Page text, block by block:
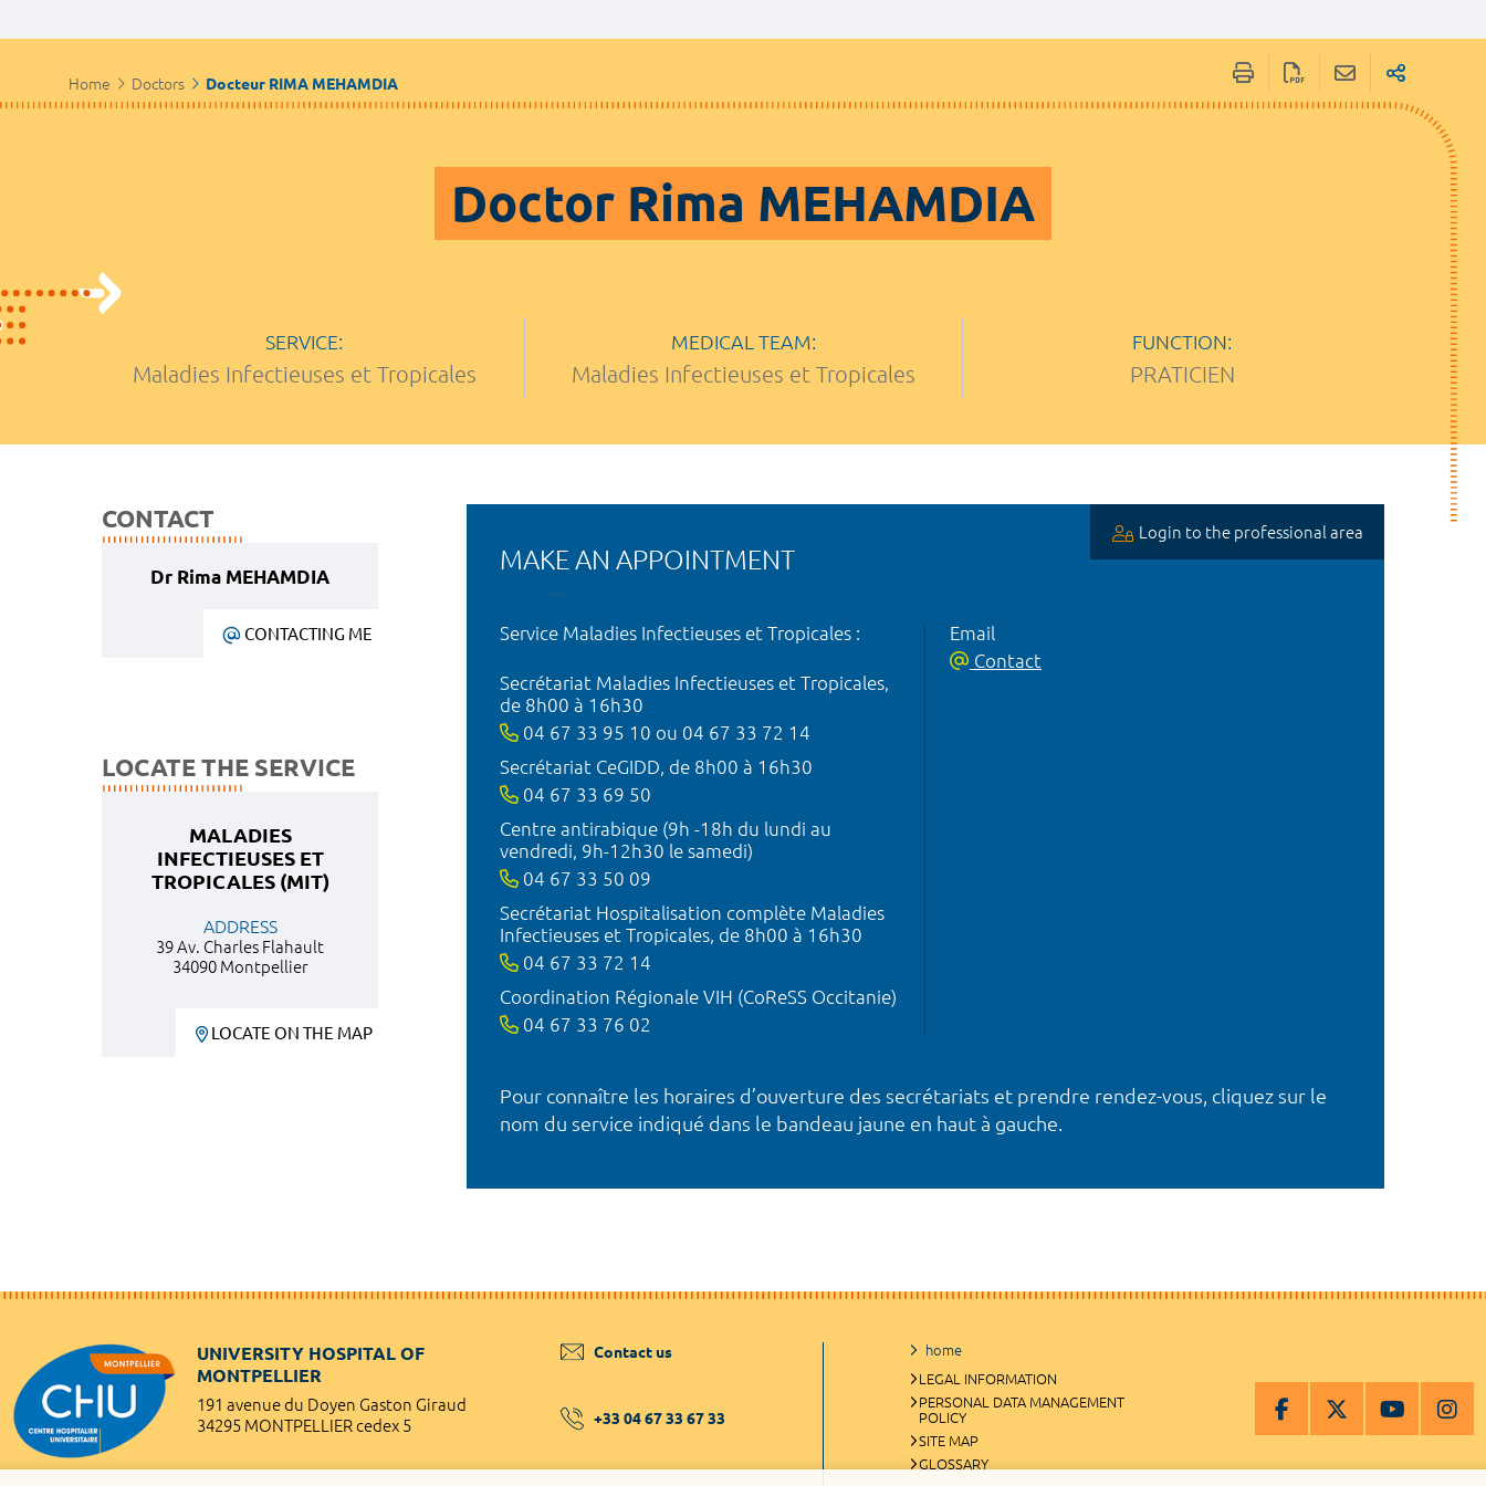
Home Doctors Docteur RIMA MEHAMDIA
Doctor Rima MEHAMDIA
SERVICE:
Maladies Infectieuses et Tropicales
MEDICAL TEAM:
Maladies Infectieuses et Tropicales
FUNCTION:
PRATICIEN
CONTACT
Dr Rima MEHAMDIA
CONTACTING ME
LOCATE THE SERVICE
MALADIES
INFECTIEUSES ET
TROPICALES (MIT)
ADDRESS
39 Av. Charles Flahault
34090 Montpellier
LOCATE ON THE MAP
MAKE AN APPOINTMENT
Login to the professional area
Service Maladies Infectieuses et Tropicales :
Secrétariat Maladies Infectieuses et Tropicales,
de 8h00 à 16h30
04 67 33 95 10 ou 04 67 33 72 14
Secrétariat CeGIDD, de 8h00 à 16h30
04 67 33 69 50
Centre antirabique (9h -18h du lundi au
vendredi, 9h-12h30 le samedi)
04 67 33 50 09
Secrétariat Hospitalisation complète Maladies
Infectieuses et Tropicales, de 8h00 à 16h30
04 67 33 72 14
Coordination Régionale VIH (CoReSS Occitanie)
04 67 33 76 02
Email
Contact
Pour connaître les horaires d’ouverture des secrétariats et prendre rendez-vous, cliquez sur le
nom du service indiqué dans le bandeau jaune en haut à gauche.
UNIVERSITY HOSPITAL OF
MONTPELLIER
191 avenue du Doyen Gaston Giraud
34295 MONTPELLIER cedex 5
Contact us
+33 04 67 33 67 33
home
LEGAL INFORMATION
PERSONAL DATA MANAGEMENT
POLICY
SITE MAP
GLOSSARY